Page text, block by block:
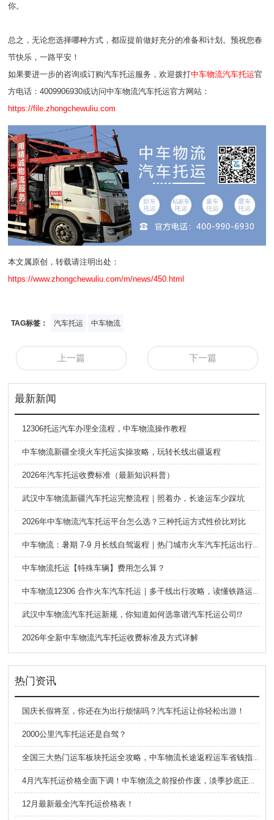
你。
总之，无论您选择哪种方式，都应提前做好充分的准备和计划。预祝您春
节快乐，一路平安！
如果要进一步的咨询或订购汽车托运服务，欢迎拨打中车物流汽车托运官
方电话：4009906930或访问中车物流汽车托运官方网站：
https://file.zhongchewuliu.com
本文属原创，转载请注明出处：
https://www.zhongchewuliu.com/m/news/450.html
TAG标签： 汽车托运 中车物流
上一篇 下一篇
最新新闻
12306托运汽车办理全流程，中车物流操作教程
中车物流新疆全境火车托运实操攻略，玩转长线出疆返程
2026年汽车托运收费标准（最新知识科普）
武汉中车物流新疆汽车托运完整流程｜照着办，长途运车少踩坑
2026年中车物流汽车托运平台怎么选？三种托运方式性价比对比
中车物流：暑期 7-9 月长线自驾返程｜热门城市火车汽车托运出行全攻略
中车物流托运【特殊车辆】费用怎么算？
中车物流12306 合作火车汽车托运｜多干线出行攻略，读懂铁路运车的优势与避坑要点
武汉中车物流汽车托运新规，你知道如何选靠谱汽车托运公司⁉️
2026年全新中车物流汽车托运收费标准及方式详解
热门资讯
国庆长假将至，你还在为出行烦恼吗？汽车托运让你轻松出游！
2000公里汽车托运还是自驾？
全国三大热门运车板块托运全攻略，中车物流长途返程运车省钱指南
12月最新最全汽车托运价格表！